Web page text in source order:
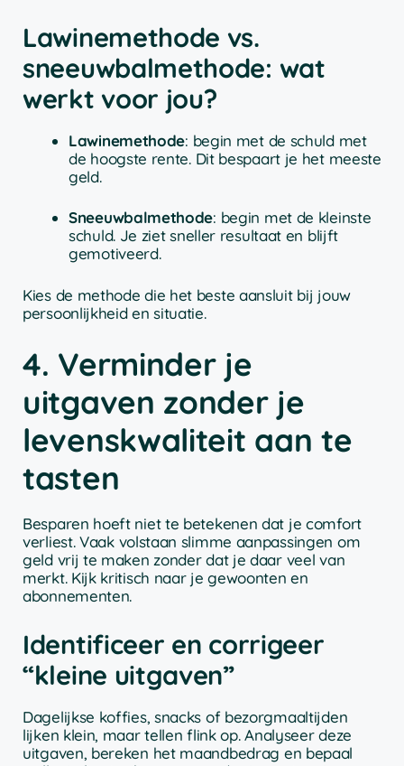
Lawinemethode vs.
sneeuwbalmethode: wat
werkt voor jou?
Lawinemethode: begin met de schuld met
de hoogste rente. Dit bespaart je het meeste
geld.
Sneeuwbalmethode: begin met de kleinste
schuld. Je ziet sneller resultaat en blijft
gemotiveerd.
Kies de methode die het beste aansluit bij jouw
persoonlijkheid en situatie.
4. Verminder je
uitgaven zonder je
levenskwaliteit aan te
tasten
Besparen hoeft niet te betekenen dat je comfort
verliest. Vaak volstaan slimme aanpassingen om
geld vrij te maken zonder dat je daar veel van
merkt. Kijk kritisch naar je gewoonten en
abonnementen.
Identificeer en corrigeer
“kleine uitgaven”
Dagelijkse koffies, snacks of bezorgmaaltijden
lijken klein, maar tellen flink op. Analyseer deze
uitgaven, bereken het maandbedrag en bepaal